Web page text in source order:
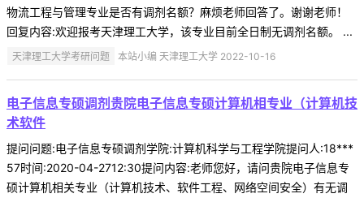
物流工程与管理专业是否有调剂名额？麻烦老师回答了。谢谢老师！
回复内容:欢迎报考天津理工大学，该专业目前全日制无调剂名额。 ...
天津理工大学考研问题 本站小编 天津理工大学 2022-10-16
电子信息专硕调剂贵院电子信息专硕计算机相专业（计算机技
术软件
提问问题:电子信息专硕调剂学院:计算机科学与工程学院提问人:18***
57时间:2020-04-2712:30提问内容:老师您好，请问贵院电子信息专
硕计算机相关专业（计算机技术、软件工程、网络空间安全）有无调